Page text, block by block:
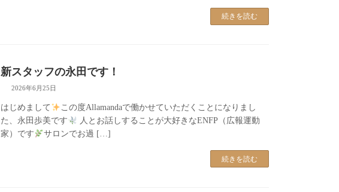
続きを読む
新スタッフの永田です！
2026年6月25日
はじめまして
この度Allamandaで働かせていただくことになりまし
た、永田歩美です
人とお話しすることが大好きなENFP（広報運動
家）です
サロンでお過 […]
続きを読む